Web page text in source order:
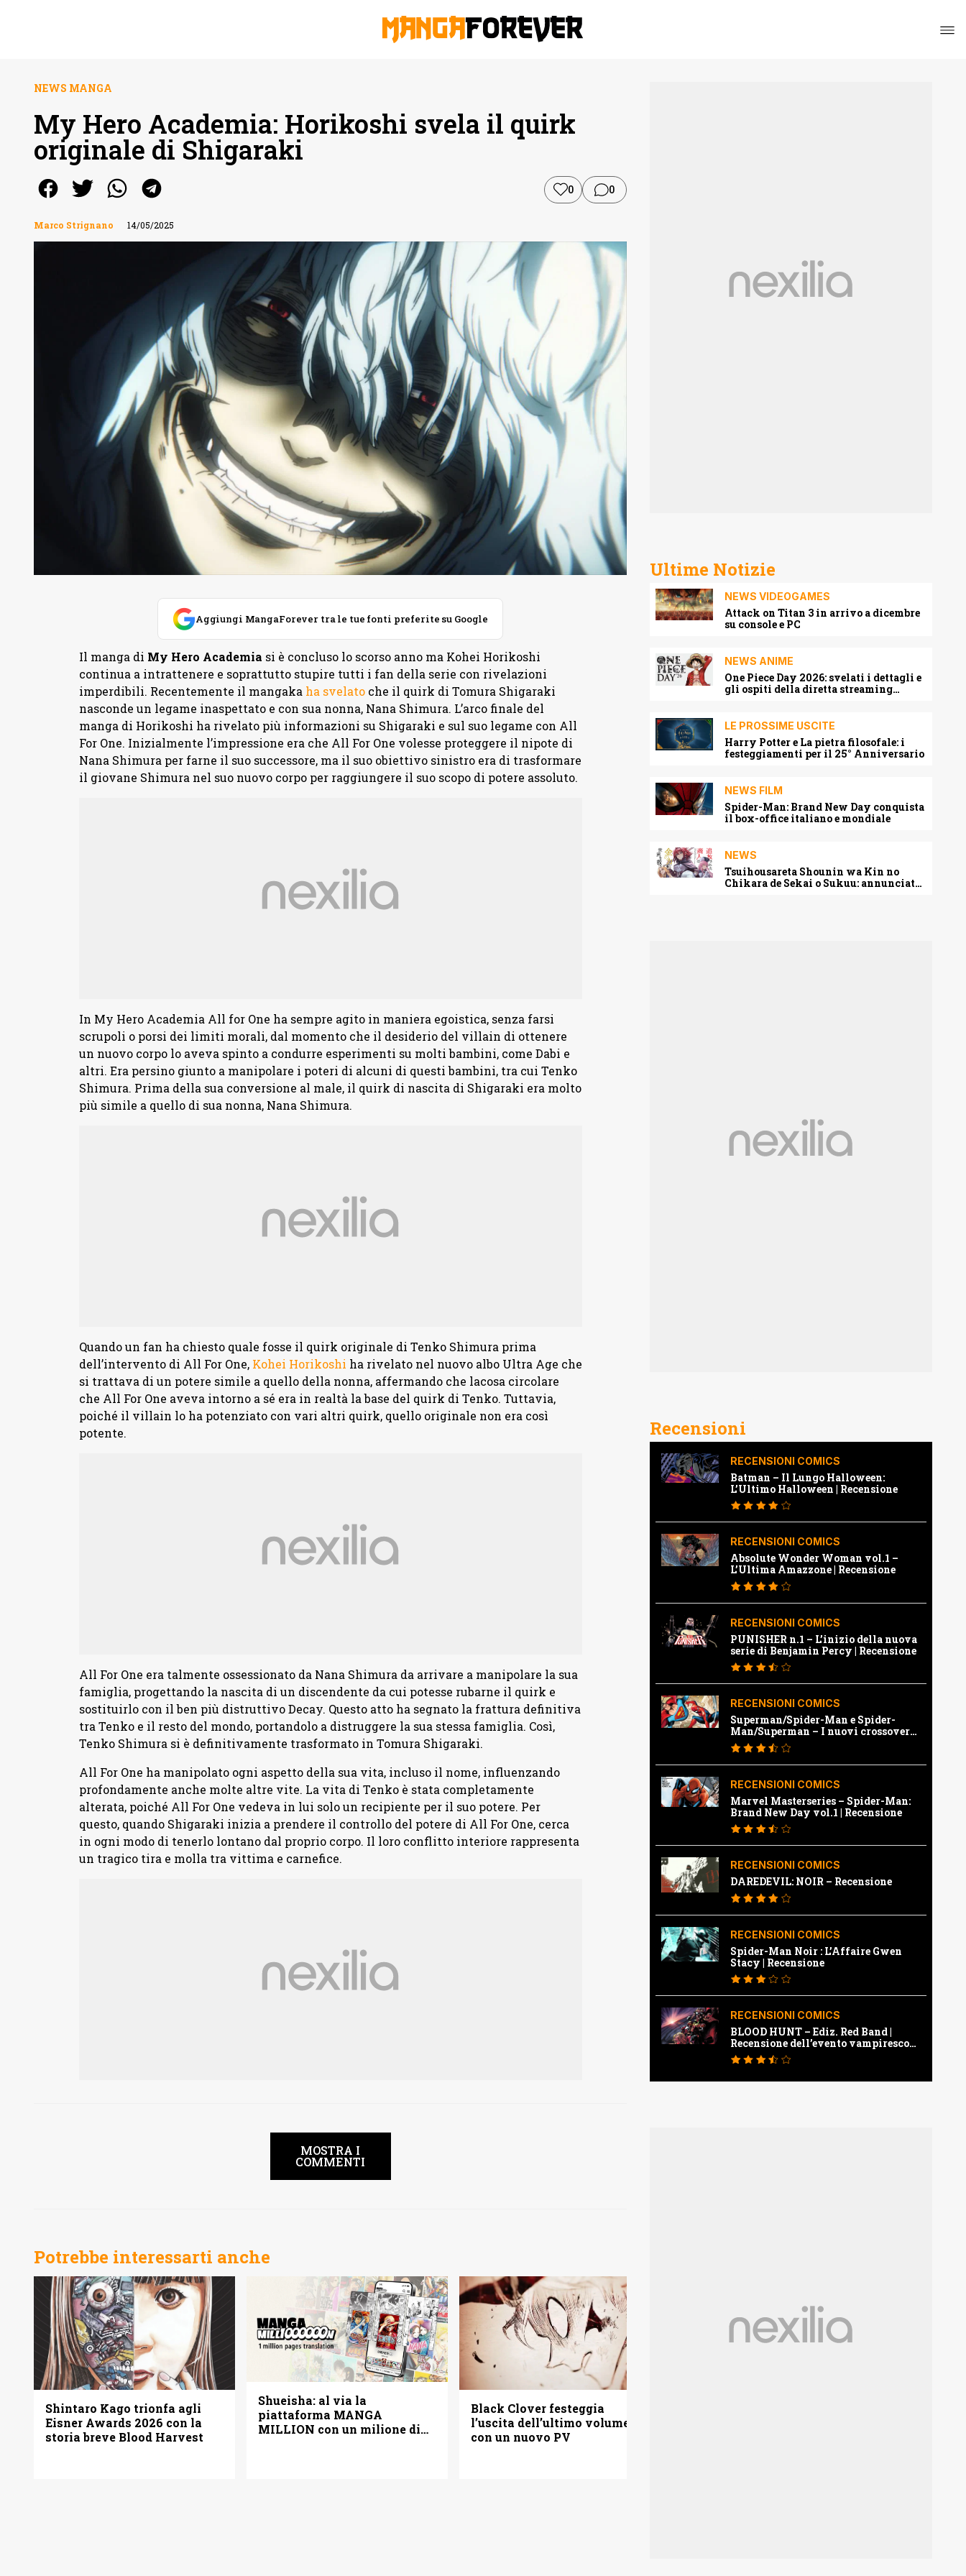
NEWS MANGA
My Hero Academia: Horikoshi svela il quirk
originale di Shigaraki
0 0
Marco Strignano 14/05/2025
Aggiungi MangaForever tra le tue fonti preferite su Google
Il manga di My Hero Academia si è concluso lo scorso anno ma Kohei Horikoshi
continua a intrattenere e soprattutto stupire tutti i fan della serie con rivelazioni
imperdibili. Recentemente il mangaka ha svelatoche il quirk di Tomura Shigaraki
nasconde un legame inaspettato e con sua nonna, Nana Shimura. L’arco finale del
manga di Horikoshi ha rivelato più informazioni su Shigaraki e sul suo legame con All
For One. Inizialmente l’impressione era che All For One volesse proteggere il nipote di
Nana Shimura per farne il suo successore, ma il suo obiettivo sinistro era di trasformare
il giovane Shimura nel suo nuovo corpo per raggiungere il suo scopo di potere assoluto.
In My Hero Academia All for One ha sempre agito in maniera egoistica, senza farsi
scrupoli o porsi dei limiti morali, dal momento che il desiderio del villain di ottenere
un nuovo corpo lo aveva spinto a condurre esperimenti su molti bambini, come Dabi e
altri. Era persino giunto a manipolare i poteri di alcuni di questi bambini, tra cui Tenko
Shimura. Prima della sua conversione al male, il quirk di nascita di Shigaraki era molto
più simile a quello di sua nonna, Nana Shimura.
Quando un fan ha chiesto quale fosse il quirk originale di Tenko Shimura prima
dell’intervento di All For One, Kohei Horikoshi ha rivelato nel nuovo albo Ultra Age che
si trattava di un potere simile a quello della nonna, affermando che lacosa circolare
che All For One aveva intorno a sé era in realtà la base del quirk di Tenko. Tuttavia,
poiché il villain lo ha potenziato con vari altri quirk, quello originale non era così
potente.
All For One era talmente ossessionato da Nana Shimura da arrivare a manipolare la sua
famiglia, progettando la nascita di un discendente da cui potesse rubarne il quirk e
sostituirlo con il ben più distruttivo Decay. Questo atto ha segnato la frattura definitiva
tra Tenko e il resto del mondo, portandolo a distruggere la sua stessa famiglia. Così,
Tenko Shimura si è definitivamente trasformato in Tomura Shigaraki.
All For One ha manipolato ogni aspetto della sua vita, incluso il nome, influenzando
profondamente anche molte altre vite. La vita di Tenko è stata completamente
alterata, poiché All For One vedeva in lui solo un recipiente per il suo potere. Per
questo, quando Shigaraki inizia a prendere il controllo del potere di All For One, cerca
in ogni modo di tenerlo lontano dal proprio corpo. Il loro conflitto interiore rappresenta
un tragico tira e molla tra vittima e carnefice.
MOSTRA I
COMMENTI
Potrebbe interessarti anche
Shintaro Kago trionfa agli
Eisner Awards 2026 con la
storia breve Blood Harvest
Shueisha: al via la
piattaforma MANGA
MILLION con un milione di
Black Clover festeggia
l’uscita dell’ultimo volume
con un nuovo PV
Ultime Notizie
NEWS VIDEOGAMES
Attack on Titan 3 in arrivo a dicembre
su console e PC
NEWS ANIME
One Piece Day 2026: svelati i dettagli e
gli ospiti della diretta streaming
LE PROSSIME USCITE
Harry Potter e La pietra filosofale: i
festeggiamenti per il 25° Anniversario
NEWS FILM
Spider-Man: Brand New Day conquista
il box-office italiano e mondiale
NEWS
Tsuihousareta Shounin wa Kin no
Chikara de Sekai o Sukuu: annunciato
Recensioni
RECENSIONI COMICS
Batman – Il Lungo Halloween:
L’Ultimo Halloween | Recensione
RECENSIONI COMICS
Absolute Wonder Woman vol.1 –
L’Ultima Amazzone | Recensione
RECENSIONI COMICS
PUNISHER n.1 – L’inizio della nuova
serie di Benjamin Percy | Recensione
RECENSIONI COMICS
Superman/Spider-Man e Spider-
Man/Superman – I nuovi crossover
Marvel e Dc | Recensione
RECENSIONI COMICS
Marvel Masterseries – Spider-Man:
Brand New Day vol.1 | Recensione
RECENSIONI COMICS
DAREDEVIL: NOIR – Recensione
RECENSIONI COMICS
Spider-Man Noir : L’Affaire Gwen
Stacy | Recensione
RECENSIONI COMICS
BLOOD HUNT – Ediz. Red Band |
Recensione dell’evento vampiresco
della Marvel